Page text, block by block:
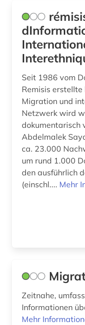
rassismus (1)
recht (2)
romanistik (1)
spanisch (1)
Seit 1986 vom
Remisis
Migration und
Netzwerk wird
dokumentarisch
Abdelmalek Sayad koordiniert.
ca. 23.000
um rund 1.000
den ausführlich
(einschl.... Mehr
Zeitnahe,
Informationen
Mehr